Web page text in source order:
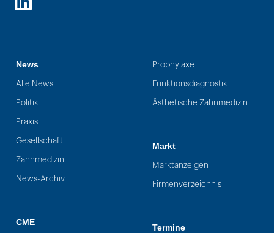
LinkedIn
News
Alle News
Politik
Praxis
Gesellschaft
Zahnmedizin
News-Archiv
CME
Prophylaxe
Funktionsdiagnostik
Ästhetische Zahnmedizin
Markt
Marktanzeigen
Firmenverzeichnis
Termine